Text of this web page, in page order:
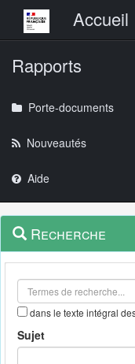
Menu principalAccueil
Rapports
Porte-documents
Nouveautés
Aide
Navigation
outils
Menu
contextuel
Recherche
dans le texte intégral
Sujet